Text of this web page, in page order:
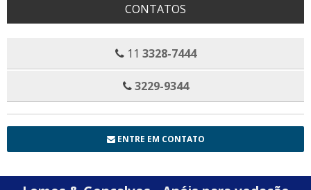
CONTATOS
11 3328-7444
3229-9344
ENTRE EM CONTATO